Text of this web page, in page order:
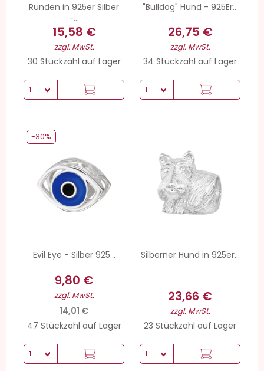
Runden in 925er Silber
-...
15,58 €
zzgl. MwSt.
30 Stückzahl auf Lager
"Bulldog" Hund - 925Er...
26,75 €
zzgl. MwSt.
34 Stückzahl auf Lager
Evil Eye - Silber 925...
9,80 €
zzgl. MwSt.
14,01 €
47 Stückzahl auf Lager
-30%
Silberner Hund in 925er...
23,66 €
zzgl. MwSt.
23 Stückzahl auf Lager